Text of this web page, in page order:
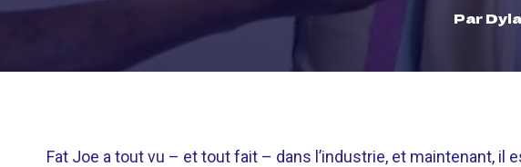
Par
Fat Joe a tout vu – et tout fait – dans l’industrie, et maintenant, il